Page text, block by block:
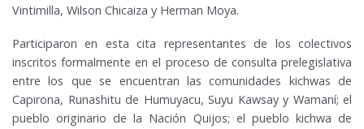
Vintimilla, Wilson Chicaiza y Herman Moya.
Participaron en esta cita representantes de los colectivos
inscritos formalmente en el proceso de consulta prelegislativa
entre los que se encuentran las comunidades kichwas de
Capirona, Runashitu de Humuyacu, Suyu Kawsay y Wamaní; el
pueblo originario de la Nación Quijos; el pueblo kichwa de